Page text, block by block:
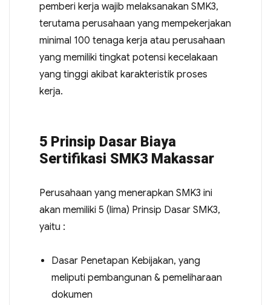
pemberi kerja wajib melaksanakan SMK3,
terutama perusahaan yang mempekerjakan
minimal 100 tenaga kerja atau perusahaan
yang memiliki tingkat potensi kecelakaan
yang tinggi akibat karakteristik proses
kerja.
5 Prinsip Dasar Biaya
Sertifikasi SMK3 Makassar
Perusahaan yang menerapkan SMK3 ini
akan memiliki 5 (lima) Prinsip Dasar SMK3,
yaitu :
Dasar Penetapan Kebijakan, yang
meliputi pembangunan & pemeliharaan
dokumen